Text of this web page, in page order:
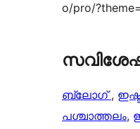
o/pro/
ബ്ലോഗ്,
പശ്ചാത്തലം,